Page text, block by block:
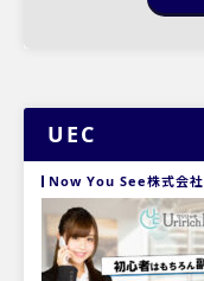
UEC
Now You See株式会社